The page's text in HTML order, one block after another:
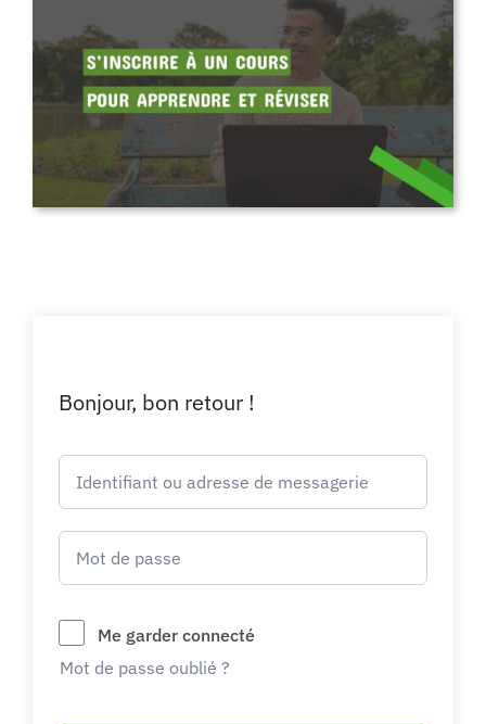
Bonjour, bon retour !
Me garder connecté
Mot de passe oublié ?